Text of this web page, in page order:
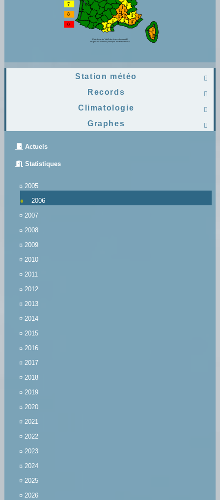

Station météo

Records

Climatologie

Graphes
Actuels
Statistiques
¤ 2005
2006
¤ 2007
¤ 2008
¤ 2009
¤ 2010
¤ 2011
¤ 2012
¤ 2013
¤ 2014
¤ 2015
¤ 2016
¤ 2017
¤ 2018
¤ 2019
¤ 2020
¤ 2021
¤ 2022
¤ 2023
¤ 2024
¤ 2025
¤ 2026